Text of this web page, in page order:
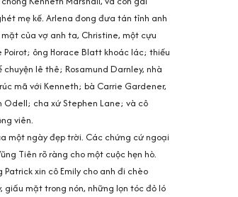
mẹ kế. Arlena đong đưa tán tỉnh anh
của vợ anh ta, Christine, một cựu
Poirot; ông Horace Blatt khoác lác; thiếu
lê thê; Rosamund Darnley, nhà
mã với Kenneth; bà Carrie Gardener,
Odell; cha xứ Stephen Lane; và cô
viên.
một ngày đẹp trời. Các chứng cứ ngoại
Tiên rõ ràng cho một cuộc hẹn hò.
xin cô Emily cho anh đi chèo
giấu mặt trong nón, những lọn tóc đỏ ló